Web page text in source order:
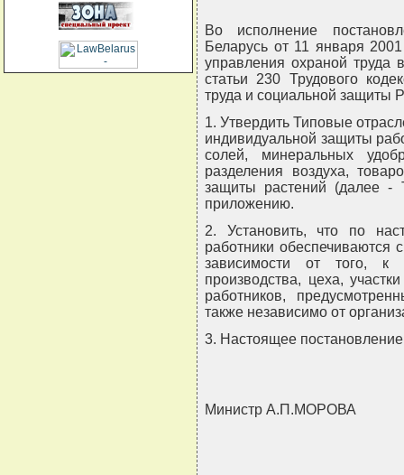
Во исполнение
Беларусь от 11 января
управления охраной труда
статьи 230 Трудового
труда и социальной
1. Утвердить Типовые
индивидуальной защиты
солей, минеральных
разделения воздуха,
защиты растений (далее -
приложению.
2. Установить, что по
работники обеспечиваются
зависимости от того, к
производства, цеха,
работников,
также независимо от
3. Настоящее постановление
Министр А.П.МОРОВА